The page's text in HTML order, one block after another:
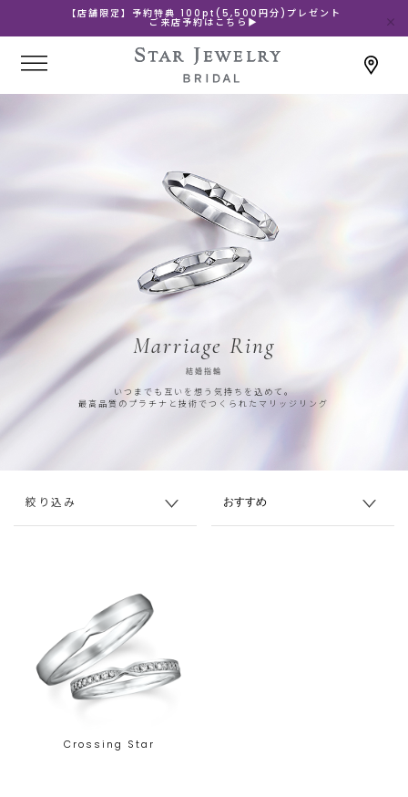
【店舗限定】予約特典 100pt(5,500円分)プレゼント
ご来店予約はこちら▶
Marriage Ring
結婚指輪
いつまでも互いを想う気持ちを込めて。
最高品質のプラチナと技術でつくられたマリッジリング
絞り込み
Crossing Star